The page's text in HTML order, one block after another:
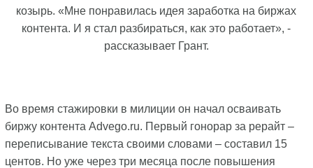
козырь. «Мне понравилась идея заработка на биржах
контента. И я стал разбираться, как это работает», -
рассказывает Грант.
Во время стажировки в милиции он начал осваивать
биржу контента Advego.ru. Первый гонорар за рерайт –
переписывание текста своими словами – составил 15
центов. Но уже через три месяца после повышения